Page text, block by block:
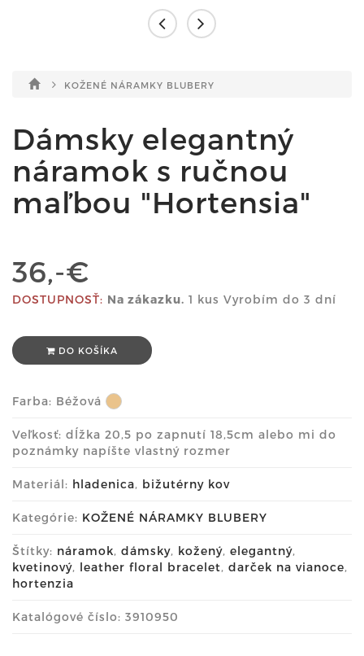
KOŽENÉ NÁRAMKY BLUBERY
Dámsky elegantný
náramok s ručnou
maľbou "Hortensia"
36,-€
DOSTUPNOSŤ: Na zákazku. 1 kus Vyrobím do 3 dní
DO KOŠÍKA
Farba: Béžová
Veľkosť: dĺžka 20,5 po zapnutí 18,5cm alebo mi do
poznámky napíšte vlastný rozmer
Materiál: hladenica, bižutérny kov
Kategórie: KOŽENÉ NÁRAMKY BLUBERY
Štítky: náramok, dámsky, kožený, elegantný,
kvetinový, leather floral bracelet, darček na vianoce,
hortenzia
Katalógové číslo: 3910950